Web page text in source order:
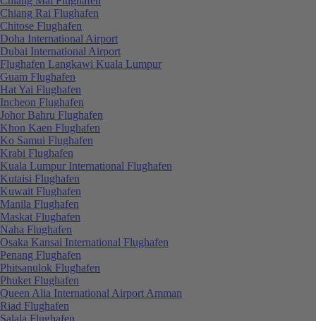
Chiang Rai Flughafen
Chitose Flughafen
Doha International Airport
Dubai International Airport
Flughafen Langkawi Kuala Lumpur
Guam Flughafen
Hat Yai Flughafen
Incheon Flughafen
Johor Bahru Flughafen
Khon Kaen Flughafen
Ko Samui Flughafen
Krabi Flughafen
Kuala Lumpur International Flughafen
Kutaisi Flughafen
Kuwait Flughafen
Manila Flughafen
Maskat Flughafen
Naha Flughafen
Osaka Kansai International Flughafen
Penang Flughafen
Phitsanulok Flughafen
Phuket Flughafen
Queen Alia International Airport Amman
Riad Flughafen
Salala Flughafen